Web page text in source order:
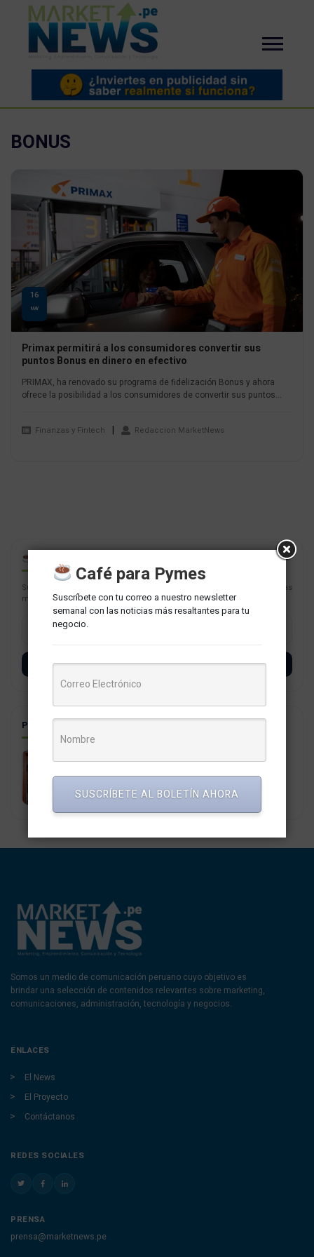
BONUS
16
MAY
Primax permitirá a los consumidores convertir sus
puntos Bonus en dinero en efectivo
PRIMAX, ha renovado su programa de fidelización Bonus y ahora
ofrece la posibilidad a los consumidores de convertir sus puntos...
Finanzas y Fintech Redaccion MarketNews
Suscríbete con tu correo a nuestro newsletter semanal con las noticias
más resaltantes para tu negocio.
SUSCRÍBETE
POSTS RELACIONADOS
Somos un medio de comunicación peruano cuyo objetivo es
brindar una selección de contenidos relevantes sobre marketing,
comunicaciones, administración, tecnología y negocios.
ENLACES
El News
El Proyecto
Contáctanos
REDES SOCIALES
PRENSA
prensa@marketnews.pe
Café para Pymes
Suscríbete con tu correo a nuestro newsletter
semanal con las noticias más resaltantes para tu
negocio.
SUSCRÍBETE AL BOLETÍN AHORA